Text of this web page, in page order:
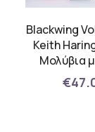
Blackwing
Keith
Μολύβια